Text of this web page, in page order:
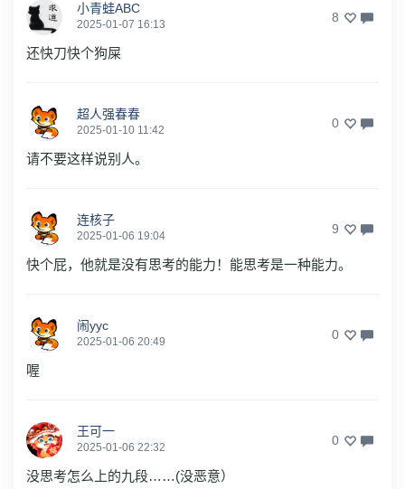
小青蛙ABC
2025-01-07 16:13 8
还快刀快个狗屎
超人强春春
2025-01-10 11:42 0
请不要这样说别人。
连核子
2025-01-06 19:04 9
快个屁，他就是没有思考的能力！能思考是一种能力。
闹yyc
2025-01-06 20:49 0
喔
王可一
2025-01-06 22:32 0
没思考怎么上的九段……(没恶意）